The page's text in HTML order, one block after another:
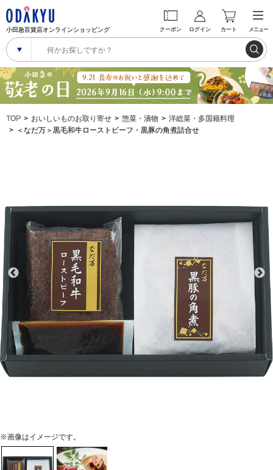
小田急百貨店オンラインショッピング クーポン ログイン カート メニュー
TOP おいしいものお取り寄せ 惣菜・漬物
洋総菜・多国籍料理
＜なだ万＞黒毛和牛ローストビーフ・黒豚の角煮詰合せ
※画像はイメージです。